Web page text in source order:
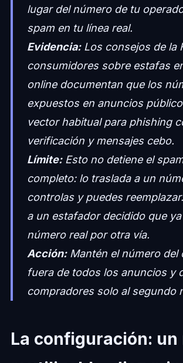
lugar del número de tu
spam en tu línea real.
Evidencia:Los consejos de la
consumidores sobre estafas
online documentan que los
expuestos en anuncios
vector habitual para phishing
verificación y mensajes cebo.
Límite:Esto no detiene el
completo: lo traslada a un
controlas y puedes
a un estafador decidido que
número real por otra vía.
Acción:Mantén el número del
fuera de todos los anuncios y
compradores solo al segundo
La configuración: un